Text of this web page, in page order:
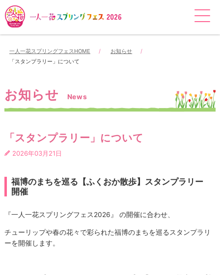
一人一花スプリングフェスHOME
お知らせ
「スタンプラリー」について
お知らせ News
「スタンプラリー」について
2026年03月21日
福博のまちを巡る【ふくおか散歩】スタンプラリー
開催
『一人一花スプリングフェス2026』 の開催に合わせ、
チューリップや春の花々で彩られた福博のまちを巡るスタンプラリ
ーを開催します。